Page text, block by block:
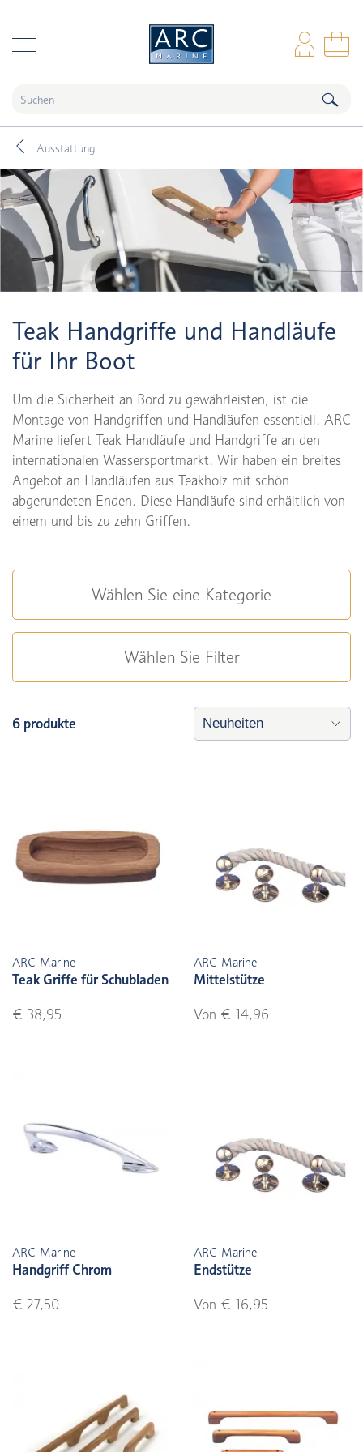
Ausstattung
Teak Handgriffe und Handläufe
für Ihr Boot
Um die Sicherheit an Bord zu gewährleisten, ist die
Montage von Handgriffen und Handläufen essentiell. ARC
Marine liefert Teak Handläufe und Handgriffe an den
internationalen Wassersportmarkt. Wir haben ein breites
Angebot an Handläufen aus Teakholz mit schön
abgerundeten Enden. Diese Handläufe sind erhältlich von
einem und bis zu zehn Griffen.
Wählen Sie eine Kategorie
Wählen Sie Filter
6 produkte
ARC Marine
Teak Griffe für Schubladen
€ 38,95
ARC Marine
Mittelstütze
Von € 14,96
ARC Marine
Handgriff Chrom
€ 27,50
ARC Marine
Endstütze
Von € 16,95